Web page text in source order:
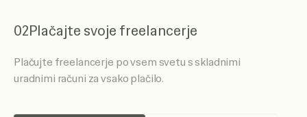
02Plačajte svoje freelancerje
Plačujte freelancerje po vsem svetu s skladnimi
uradnimi računi za vsako plačilo.